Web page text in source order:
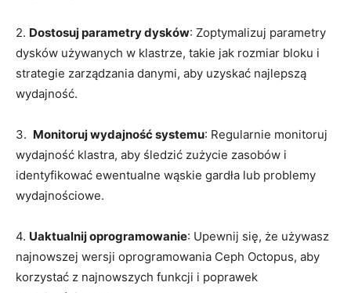
2. Dostosuj parametry dysków: Zoptymalizuj parametry
dysków używanych w klastrze, takie jak rozmiar bloku i
strategie zarządzania ⁢danymi, ⁢aby uzyskać ⁤najlepszą
wydajność.
3. ⁢ Monitoruj wydajność systemu:⁤ Regularnie ⁢monitoruj
wydajność klastra,⁤ aby‍ śledzić‌ zużycie zasobów i​
identyfikować ewentualne wąskie gardła lub problemy
wydajnościowe.
4.⁢ Uaktualnij oprogramowanie: Upewnij się, że używasz
najnowszej ⁣wersji oprogramowania Ceph Octopus, ⁢aby
korzystać z⁤ najnowszych‍ funkcji ​i poprawek